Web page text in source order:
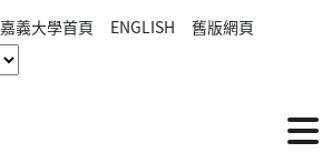
嘉義大學首頁 ENGLISH 舊版網頁